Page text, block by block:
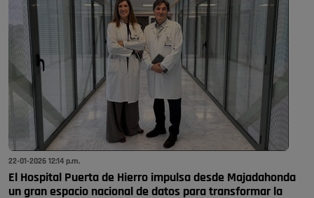
22-01-2026 12:14 p.m.
El Hospital Puerta de Hierro impulsa desde Majadahonda
un gran espacio nacional de datos para transformar la